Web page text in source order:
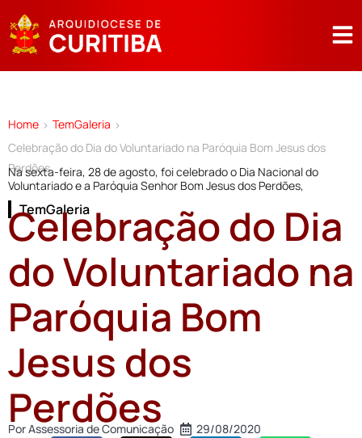
Home > TemGaleria >
Celebração do Dia do Voluntariado na Paróquia Bom Jesus dos
Perdões
Na sexta-feira, 28 de agosto, foi celebrado o Dia Nacional do
Voluntariado e a Paróquia Senhor Bom Jesus dos Perdões,
TemGaleria
Celebração do Dia
do Voluntariado na
Paróquia Bom
Jesus dos
Perdões
PorAssessoria de Comunicação 29/08/2020